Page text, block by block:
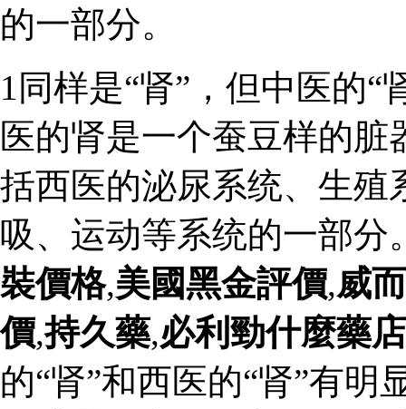
的一部分。
1同样是“肾”，但中医的“
医的肾是一个蚕豆样的
括西医的泌尿系统、生殖
吸、运动等系统的一部分
裝價格,美國黑金評價,威
價,持久藥,必利勁什麼藥
的“肾”和西医的“肾”有